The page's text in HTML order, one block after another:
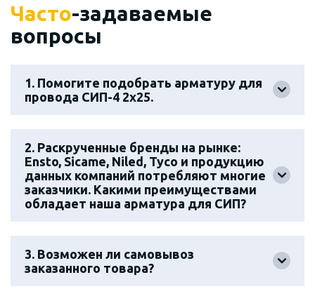
Часто-задаваемые
вопросы
1. Помогите подобрать арматуру для
провода СИП-4 2х25.
2. Раскрученные бренды на рынке:
Ensto, Sicame, Niled, Tyco и продукцию
данных компаний потребляют многие
заказчики. Какими преимуществами
обладает наша арматура для СИП?
3. Возможен ли самовывоз
заказанного товара?